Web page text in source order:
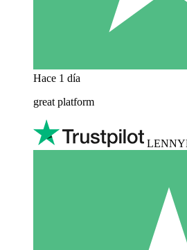
Hace 1 día
great platform